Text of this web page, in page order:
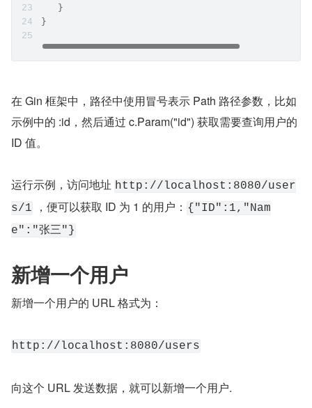
   }
}
在 Gin 框架中，路径中使用冒号表示 Path 路径参数，比如
示例中的 :id，然后通过 c.Param("id") 获取需要查询用户的
ID 值。
运行示例，访问地址 http://localhost:8080/user
s/1
，便可以获取 ID 为 1 的用户： {"ID":1,"Nam
e":"张三"}
新增一个用户
新增一个用户的 URL 格式为：
http://localhost:8080/users
向这个 URL 发送数据，就可以新增一个用户.